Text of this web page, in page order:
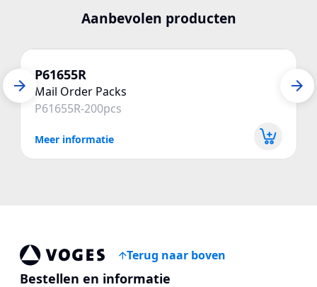
Aanbevolen producten
P61655R
Mail Order Packs
P61655R-200pcs
Meer informatie
Voges Online Store
Terug naar boven
Bestellen en informatie